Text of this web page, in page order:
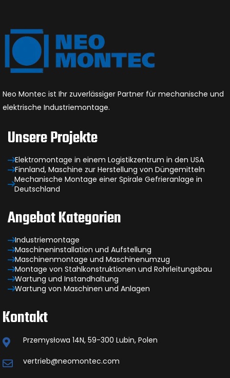
Neo Montec ist Ihr zuverlässiger Partner für mechanische und
elektrische Industriemontage.
Unsere Projekte
Elektromontage in einem Logistikzentrum in den USA
Finnland, Maschine zur Herstellung von Düngemitteln
Mechanische Montage einer Spirale Gefrieranlage in
Deutschland
Angebot Kategorien
Industriemontage
Maschineninstallation und Aufstellung
Maschinenmontage und Maschinenumzug
Montage von Stahlkonstruktionen und Rohrleitungsbau
Wartung und Instandhaltung
Wartung von Maschinen und Anlagen
Kontakt
Przemysłowa 14N, 59-300 Lubin, Polen
vertrieb@neomontec.com